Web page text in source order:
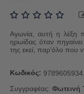
Αγωνία, αυτή η λέξη
ηρωίδας όταν
της εκεί, παρ'όλο που
Κωδικός:
Συγγραφέας: Φωτεινή